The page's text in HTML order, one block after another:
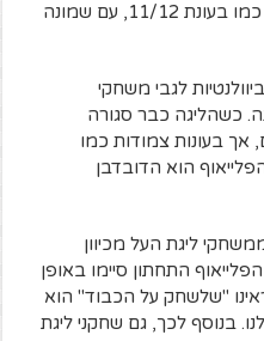
בפלייאוף התחתון המשיכו לשחק כמו בעונת 11/12, עם שמונה
לגבי משחקי
כשהליגה כבר סגורה
אך בעונות צמודות כמו
הפלייאוף הוא הדובדבן
ליגת העל מכיוון
התחתון סיימו באופן
"שלשחק על הכבוד" הוא
בנוסף לכך, גם שחקני ליגת